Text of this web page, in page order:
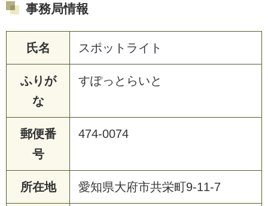
事務局情報
氏名 スポットライト
ふりが
な
すぽっとらいと
郵便番
号
474-0074
所在地 愛知県大府市共栄町9-11-7